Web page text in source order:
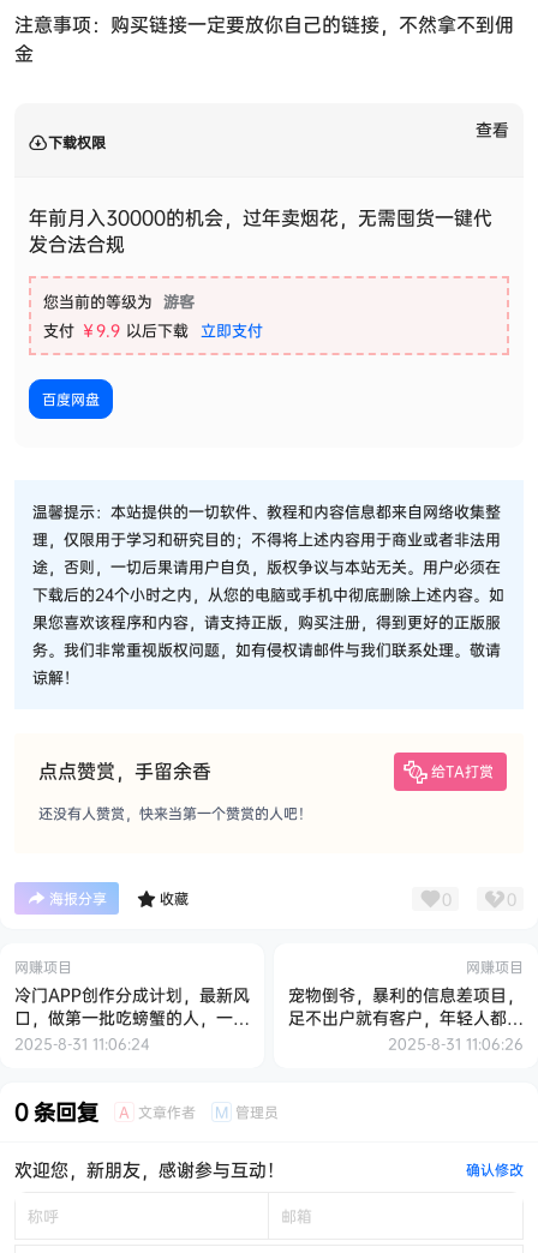
注意事项：购买链接一定要放你自己的链接，不然拿不到佣
金
下载权限
查看
年前月入30000的机会，过年卖烟花，无需囤货一键代
发合法合规
您当前的等级为 游客
支付 ￥9.9 以后下载 立即支付
百度网盘
温馨提示：本站提供的一切软件、教程和内容信息都来自网络收集整
理，仅限用于学习和研究目的；不得将上述内容用于商业或者非法用
途，否则，一切后果请用户自负，版权争议与本站无关。用户必须在
下载后的24个小时之内，从您的电脑或手机中彻底删除上述内容。如
果您喜欢该程序和内容，请支持正版，购买注册，得到更好的正版服
务。我们非常重视版权问题，如有侵权请邮件与我们联系处理。敬请
谅解！
点点赞赏，手留余香 给TA打赏
还没有人赞赏，快来当第一个赞赏的人吧！
海报分享 收藏 0 0
网赚项目
冷门APP创作分成计划，最新风
口，做第一批吃螃蟹的人，一篇
笔记收益2107.5元
2025-8-31 11:06:24
网赚项目
宠物倒爷，暴利的信息差项目，
足不出户就有客户，年轻人都喜
欢宠物！
2025-8-31 11:06:26
0 条回复 A 文章作者 M 管理员
欢迎您，新朋友，感谢参与互动！ 确认修改